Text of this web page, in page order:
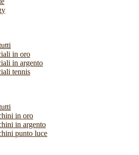
in oro
in argento
tennis
in oro
in argento
punto luce